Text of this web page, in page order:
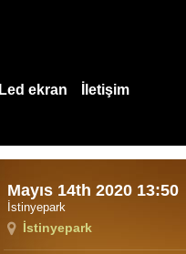
Led ekran İletişim
Mayıs 14th 2020 13:50
İstinyepark
İstinyepark